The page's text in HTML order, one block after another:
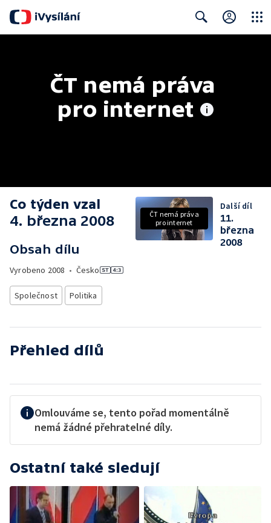
ČT nemá práva
pro internet
Co týden vzal
4. března 2008
Obsah dílu
Vyrobeno 2008 • Česko
Společnost Politika
ČT nemá práva
pro internet
Další díl
11.
března
2008
Přehled dílů
Omlouváme se, tento pořad momentálně
nemá žádné přehratelné díly.
Ostatní také sledují